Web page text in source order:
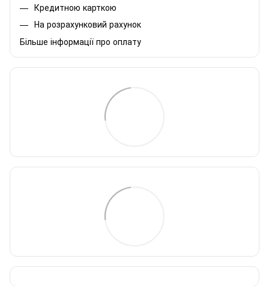
Кредитною карткою
На розрахунковий рахунок
Більше інформації про оплату